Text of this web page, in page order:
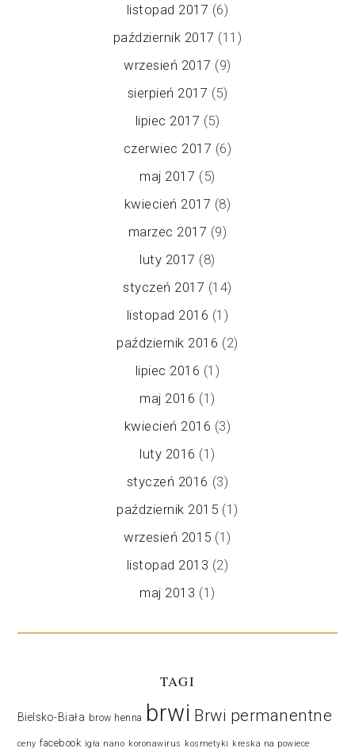
listopad 2017 (6)
październik 2017 (11)
wrzesień 2017 (9)
sierpień 2017 (5)
lipiec 2017 (5)
czerwiec 2017 (6)
maj 2017 (5)
kwiecień 2017 (8)
marzec 2017 (9)
luty 2017 (8)
styczeń 2017 (14)
listopad 2016 (1)
październik 2016 (2)
lipiec 2016 (1)
maj 2016 (1)
kwiecień 2016 (3)
luty 2016 (1)
styczeń 2016 (3)
październik 2015 (1)
wrzesień 2015 (1)
listopad 2013 (2)
maj 2013 (1)
TAGI
Bielsko-Biała brow henna brwi Brwi permanentne
ceny facebook igła nano koronawirus kosmetyki kreska na powiece